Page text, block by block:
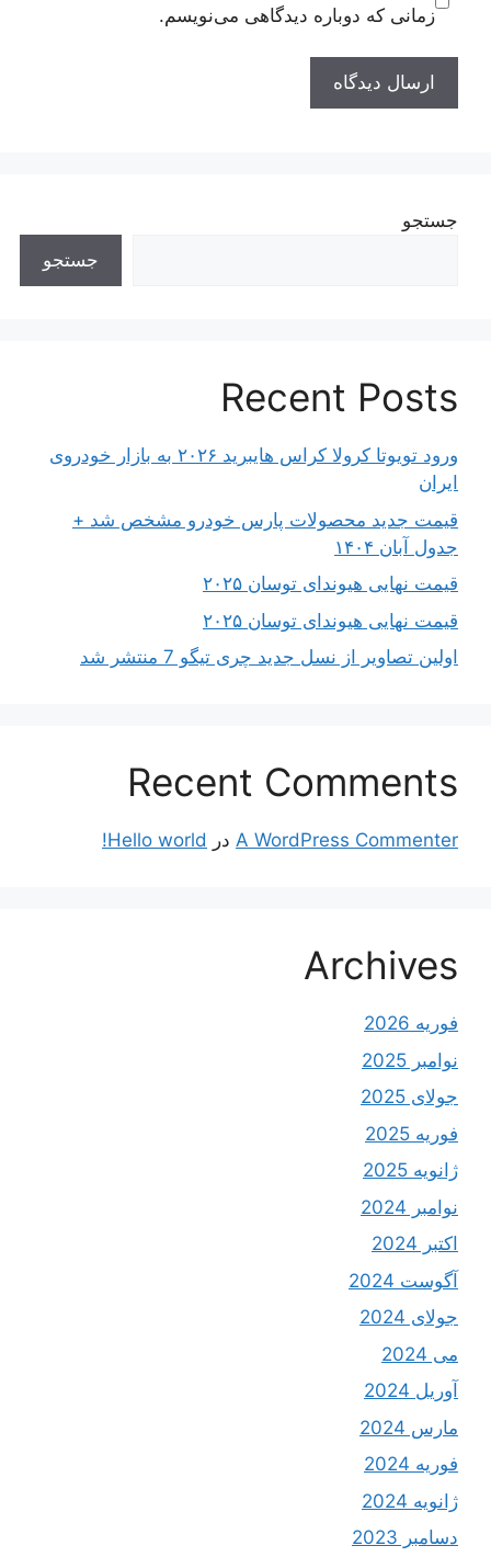
زمانی که دوباره دیدگاهی می‌نویسم.
جستجو
جستجو
Recent Posts
ورود تویوتا کرولا کراس هایبرید ۲۰۲۶ به بازار خودروی
ایران
قیمت جدید محصولات پارس خودرو مشخص شد +
جدول آبان ۱۴۰۴
قیمت نهایی هیوندای توسان ۲۰۲۵
قیمت نهایی هیوندای توسان ۲۰۲۵
اولین تصاویر از نسل جدید چری تیگو 7 منتشر شد
Recent Comments
A WordPress Commenter در Hello world!
Archives
فوریه 2026
نوامبر 2025
جولای 2025
فوریه 2025
ژانویه 2025
نوامبر 2024
اکتبر 2024
آگوست 2024
جولای 2024
می 2024
آوریل 2024
مارس 2024
فوریه 2024
ژانویه 2024
دسامبر 2023